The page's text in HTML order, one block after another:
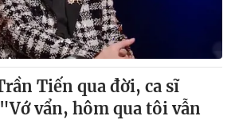
Tiến qua đời, ca sĩ
vẩn, hôm qua tôi vẫn